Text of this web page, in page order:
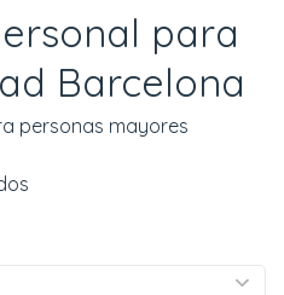
para
Barcelona
personas mayores